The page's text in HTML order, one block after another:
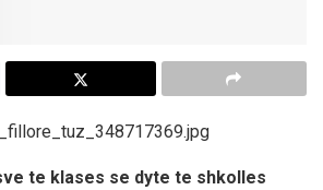
te klases se dyte te shkolles